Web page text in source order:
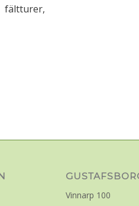
fältturer,
Vinnarp 100